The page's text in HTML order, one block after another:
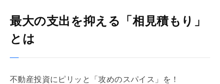
最大の支出を抑える「相見積もり」
とは
不動産投資にピリッと「攻めのスパイス」を！